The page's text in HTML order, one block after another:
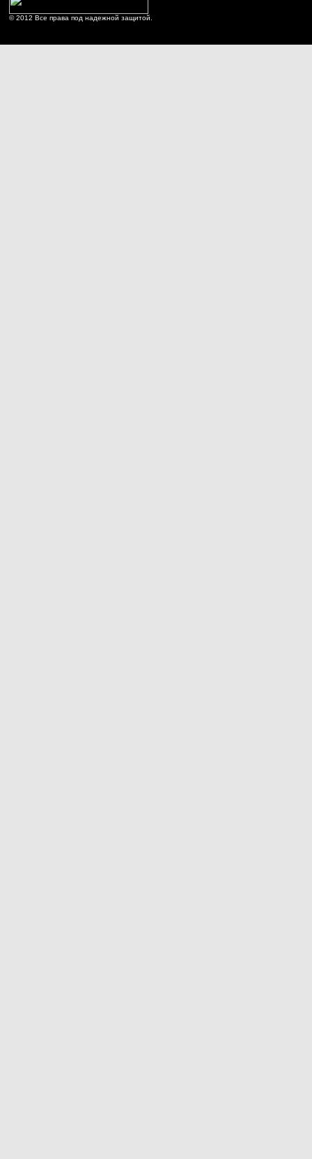
© 2012 Все права под надежной защитой.